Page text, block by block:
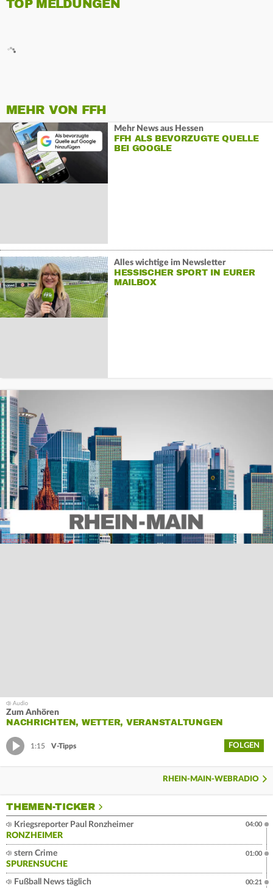
TOP MELDUNGEN
MEHR VON FFH
Mehr News aus Hessen
FFH ALS BEVORZUGTE QUELLE
BEI GOOGLE
Alles wichtige im Newsletter
HESSISCHER SPORT IN EURER
MAILBOX
Zum Anhören
NACHRICHTEN, WETTER, VERANSTALTUNGEN
1:15 V-Tipps FOLGEN
RHEIN-MAIN-WEBRADIO
THEMEN-TICKER
Kriegsreporter Paul Ronzheimer
RONZHEIMER
04:00
stern Crime
SPURENSUCHE
01:00
Fußball News täglich
00:21